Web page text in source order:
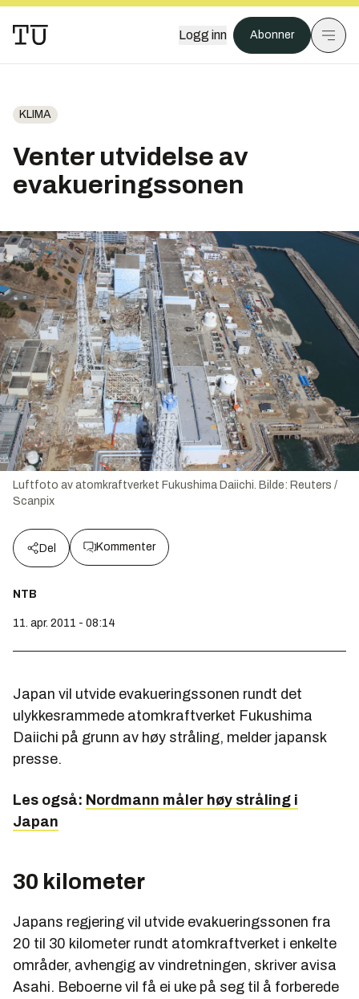
Logg inn Abonner
KLIMA
Venter utvidelse av
evakueringssonen
Luftfoto av atomkraftverket Fukushima Daiichi. Bilde: Reuters /
Scanpix
Del Kommenter
NTB
11. apr. 2011 - 08:14
Japan vil utvide evakueringssonen rundt det
ulykkesrammede atomkraftverket Fukushima
Daiichi på grunn av høy stråling, melder japansk
presse.
Les også: Nordmann måler høy stråling i
Japan
30 kilometer
Japans regjering vil utvide evakueringssonen fra
20 til 30 kilometer rundt atomkraftverket i enkelte
områder, avhengig av vindretningen, skriver avisa
Asahi. Beboerne vil få ei uke på seg til å forberede